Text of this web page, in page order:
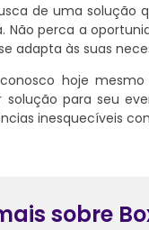
de uma solução
Não perca a
adapta às suas
hoje
para seu
inesquecíveis
sobre